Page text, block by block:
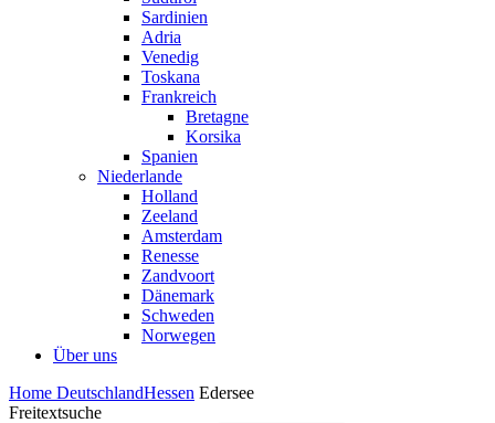
Sardinien
Adria
Venedig
Toskana
Frankreich
Bretagne
Korsika
Spanien
Niederlande
Holland
Zeeland
Amsterdam
Renesse
Zandvoort
Dänemark
Schweden
Norwegen
Über uns
Home DeutschlandHessen Edersee
Freitextsuche